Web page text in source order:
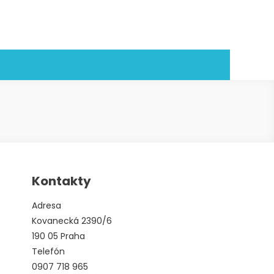
Kontakty
Adresa
Kovanecká 2390/6
190 05 Praha
Telefón
0907 718 965